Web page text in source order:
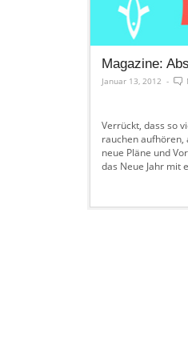
Magazine:
Januar 13, 2012 -
Verrückt, dass so
rauchen aufhören,
neue Pläne und
das Neue Jahr mit